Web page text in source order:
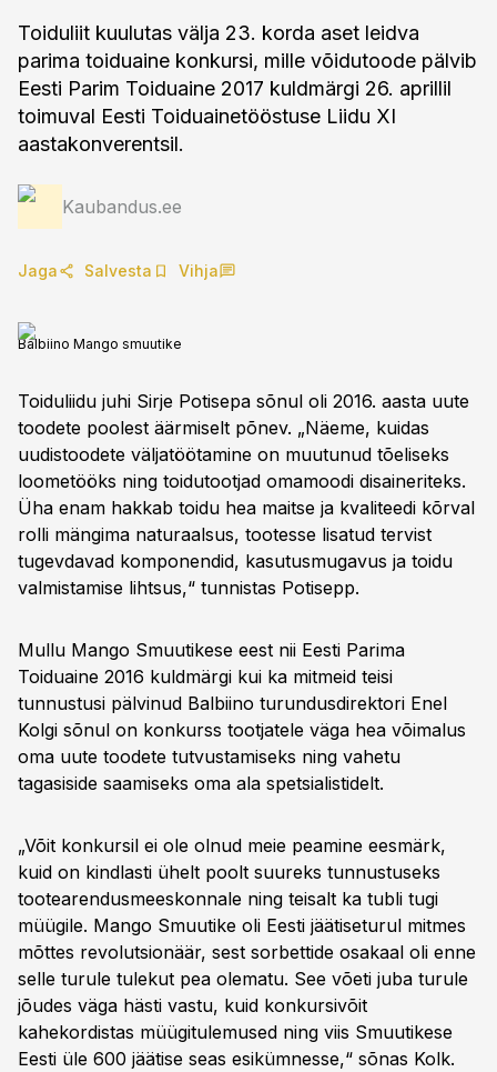
Toiduliit kuulutas välja 23. korda aset leidva
parima toiduaine konkursi, mille võidutoode pälvib
Eesti Parim Toiduaine 2017 kuldmärgi 26. aprillil
toimuval Eesti Toiduainetööstuse Liidu XI
aastakonverentsil.
Kaubandus.ee
Jaga Salvesta Vihja
Balbiino Mango smuutike
Toiduliidu juhi Sirje Potisepa sõnul oli 2016. aasta uute
toodete poolest äärmiselt põnev. „Näeme, kuidas
uudistoodete väljatöötamine on muutunud tõeliseks
loometööks ning toidutootjad omamoodi disaineriteks.
Üha enam hakkab toidu hea maitse ja kvaliteedi kõrval
rolli mängima naturaalsus, tootesse lisatud tervist
tugevdavad komponendid, kasutusmugavus ja toidu
valmistamise lihtsus,“ tunnistas Potisepp.
Mullu Mango Smuutikese eest nii Eesti Parima
Toiduaine 2016 kuldmärgi kui ka mitmeid teisi
tunnustusi pälvinud Balbiino turundusdirektori Enel
Kolgi sõnul on konkurss tootjatele väga hea võimalus
oma uute toodete tutvustamiseks ning vahetu
tagasiside saamiseks oma ala spetsialistidelt.
„Võit konkursil ei ole olnud meie peamine eesmärk,
kuid on kindlasti ühelt poolt suureks tunnustuseks
tootearendusmeeskonnale ning teisalt ka tubli tugi
müügile. Mango Smuutike oli Eesti jäätiseturul mitmes
mõttes revolutsionäär, sest sorbettide osakaal oli enne
selle turule tulekut pea olematu. See võeti juba turule
jõudes väga hästi vastu, kuid konkursivõit
kahekordistas müügitulemused ning viis Smuutikese
Eesti üle 600 jäätise seas esikümnesse,“ sõnas Kolk.